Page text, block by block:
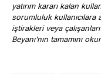
yatırım kararı kalan
sorumluluk
iştirakleri veya
Beyanı’nın tamamını